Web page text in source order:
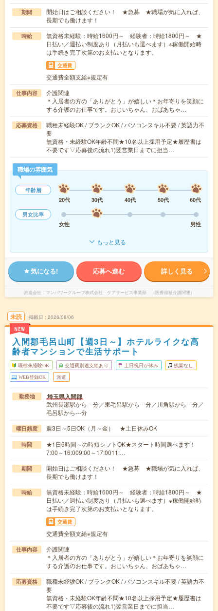
期間
開始日はご相談ください！ ★急募 ★職場が気に入れば、
長期でも働けます！
時給
無資格未経験：時給1600円～ 経験者：時給1800円～ ★
日払い／週払い制度あり（月払いも選べます）※稼働開始時
は手続き完了次第のお支払いとなります。
交通費
交通費全額支給※規定有
仕事内容
介護関連
＊入居者の方の「ありがとう」が嬉しい＊お年寄りを笑顔に
する介護のお仕事です。おじいちゃん、おばあちゃ…
応募資格
職種未経験OK / ブランクOK / パソコンスキル不要 / 英語力不
要
無資格・未経験OK年齢不問★10名以上採用予定★履歴書は
不要です▽応募後の流れ1)翌営業日までに担当…
職場の雰囲気
年齢層
20代
30代 40代 50代
60代
男女比率
女性
男性
もっと見る
気になる! 応募へ進む 詳しく見る
派遣会社 マンパワーグループ株式会社 ケアサービス事業部 （医療福祉介護関連）
未読
NEW
掲載日 2026/08/06
入間郡毛呂山町【週3日～】ホテルライクな高
齢者マンションで生活サポート
職種未経験OK 交通費別途支給あり 土日祝日が休み 残業なし
WEB登録OK 派遣
勤務地 埼玉県入間郡
武州長瀬駅から---分／東毛呂駅から---分／川角駅から---分／
毛呂駅から---分
曜日頻度 週3日～5日OK（月～金） ★土日休みOK
時間
★1日6時間～の時短シフトOK★スタート時間選べます！
7:00～16:009:00～17:0011:…
期間
開始日はご相談ください！ ★急募 ★職場が気に入れば、
長期でも働けます！
時給
無資格未経験：時給1600円～ 経験者：時給1800円～ ★
日払い／週払い制度あり（月払いも選べます）※稼働開始時
は手続き完了次第のお支払いとなります。
交通費
交通費全額支給※規定有
仕事内容
介護関連
＊入居者の方の「ありがとう」が嬉しい＊お年寄りを笑顔に
する介護のお仕事です。おじいちゃん、おばあちゃ…
応募資格
職種未経験OK / ブランクOK / パソコンスキル不要 / 英語力不
要
無資格・未経験OK年齢不問★10名以上採用予定★履歴書は
不要です▽応募後の流れ1)翌営業日までに担当…